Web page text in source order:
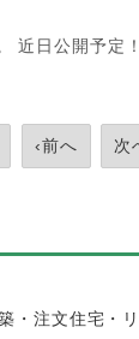
近日公開予定！
‹前へ 次
・注文住宅・